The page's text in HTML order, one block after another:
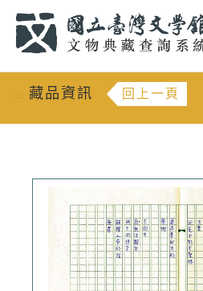
::: 藏品資訊 回上一頁